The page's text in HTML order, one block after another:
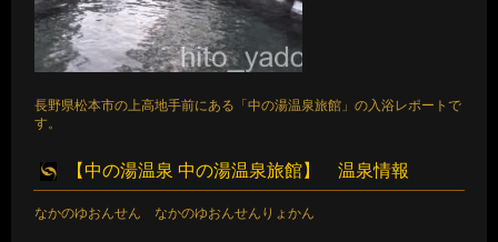
長野県松本市の上高地手前にある「中の湯温泉旅館」の入浴レポートで
す。
【中の湯温泉 中の湯温泉旅館】 温泉情報
なかのゆおんせん なかのゆおんせんりょかん